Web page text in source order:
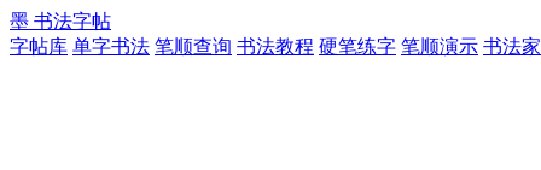
墨 书法字帖
字帖库 单字书法 笔顺查询 书法教程 硬笔练字 笔顺演示 书法家